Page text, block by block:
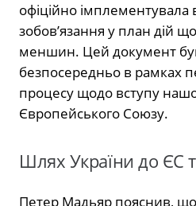
офіційно імплементувала
зобов’язання у план дій
меншин. Цей документ
безпосередньо в рамках
процесу щодо вступу
Європейського Союзу.
Шлях України до ЄС
Петер Мадьяр пояснив, що